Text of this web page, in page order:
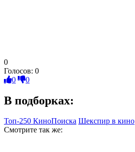
0
Голосов: 0
0
0
В подборках:
Топ-250 КиноПоиска Шекспир в кино
Смотрите так же: